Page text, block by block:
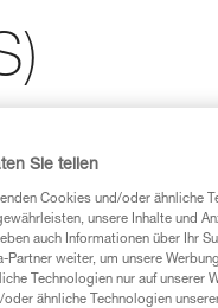
im
einer
und
Sie teilen
Cookies und/oder ähnliche
unsere Inhalte und
auch Informationen über Ihr
weiter, um unsere
Technologien nur auf unserer
ähnliche Technologien